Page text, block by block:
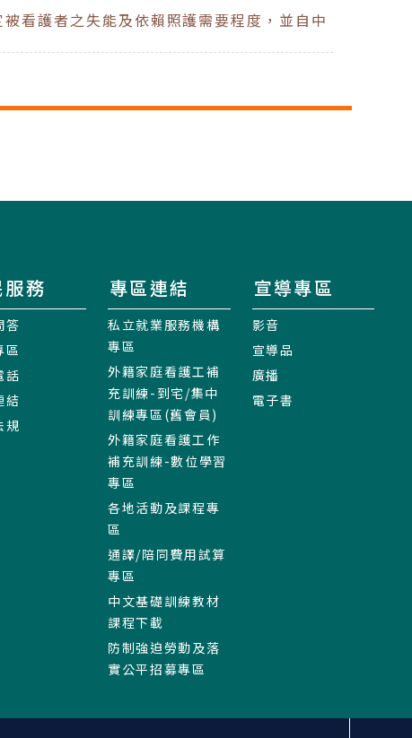
看護者之失能及依賴照護需要程度，並自中
務
答
區
話
結
規
專區連結
私立就業服務機構
專區
外籍家庭看護工補
充訓練-到宅/集中
訓練專區(舊會員)
外籍家庭看護工作
補充訓練-數位學習
專區
各地活動及課程專
區
通譯/陪同費用試算
專區
中文基礎訓練教材
課程下載
防制強迫勞動及落
實公平招募專區
宣導專區
影音
宣導品
廣播
電子書